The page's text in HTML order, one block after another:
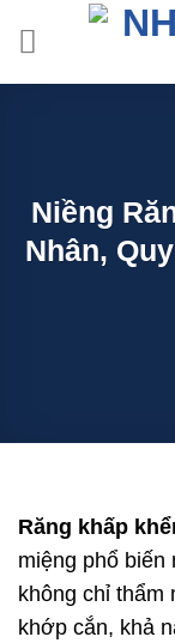
content
Niềng
Nhân,
Răng khấp
miệng phổ biến
không chỉ
khớp cắn, khả